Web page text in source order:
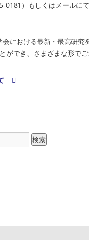
）もしくはメールにて
における最新・最高研究
でき、さまざまな形でご